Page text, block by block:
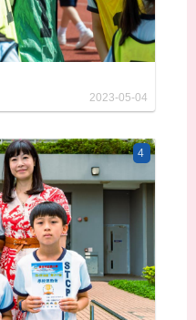
2023-05-04
4